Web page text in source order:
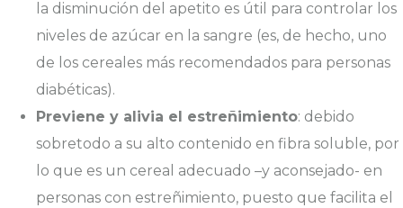
la disminución del apetito es útil para controlar los
niveles de azúcar en la sangre (es, de hecho, uno
de los cereales más recomendados para personas
diabéticas).
Previene y alivia el estreñimiento: debido
sobretodo a su alto contenido en fibra soluble, por
lo que es un cereal adecuado –y aconsejado- en
personas con estreñimiento, puesto que facilita el